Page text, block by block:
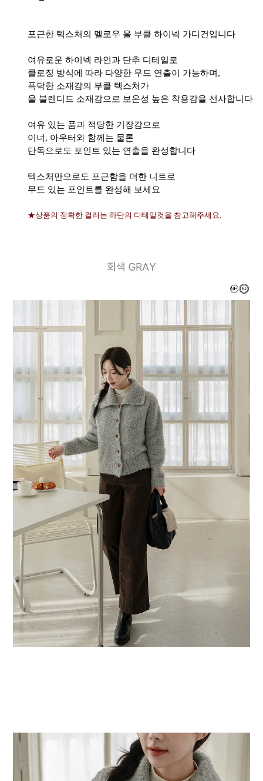
포근한 텍스처의 멜로우 울 부클 하이넥 가디건입니다
여유로운 하이넥 라인과 단추 디테일로
클로징 방식에 따라 다양한 무드 연출이 가능하며,
폭닥한 소재감의 부클 텍스처가
울 블렌디드 소재감으로 보온성 높은 착용감을 선사합니다
여유 있는 품과 적당한 기장감으로
이너, 아우터와 함께는 물론
단독으로도 포인트 있는 연출을 완성합니다
텍스처만으로도 포근함을 더한 니트로
무드 있는 포인트를 완성해 보세요
★상품의 정확한 컬러는 하단의 디테일컷을 참고해주세요.